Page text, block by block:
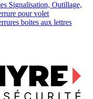
Signalisation, Outillage,
pour volet
boites aux lettres